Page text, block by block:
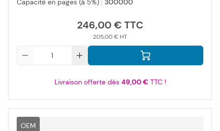
Capacité en pages (à 5%) : 300000
246,00 €
205,00 €
Livraison offerte dès 49,00 €TTC !
OEM